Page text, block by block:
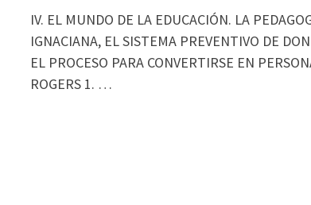
IV. EL MUNDO DE LA EDUCACIÓN. LA
IGNACIANA, EL SISTEMA PREVENTIVO DE
EL PROCESO PARA CONVERTIRSE EN
ROGERS 1. …